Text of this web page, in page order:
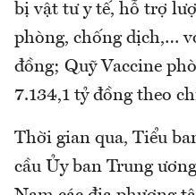
bị vật tư y tế, hỗ trợ
phòng, chống dịch,…
đồng; Quỹ Vaccine
7.134,1 tỷ đồng theo
Thời gian qua, Tiểu
cầu Ủy ban Trung